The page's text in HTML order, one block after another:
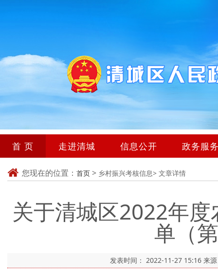
首 页 走进清城 信息公开 政务服
您现在的位置： 首页 > 乡村振兴考核信息> 文章详情
关于清城区2022年
单（
发表时间： 2022-11-27 15:16 来